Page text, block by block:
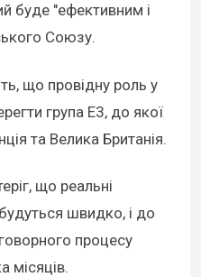
буде "ефективним і
Союзу.
що провідну роль у
група E3, до якої
та Велика Британія.
що реальні
швидко, і до
процесу
місяців.